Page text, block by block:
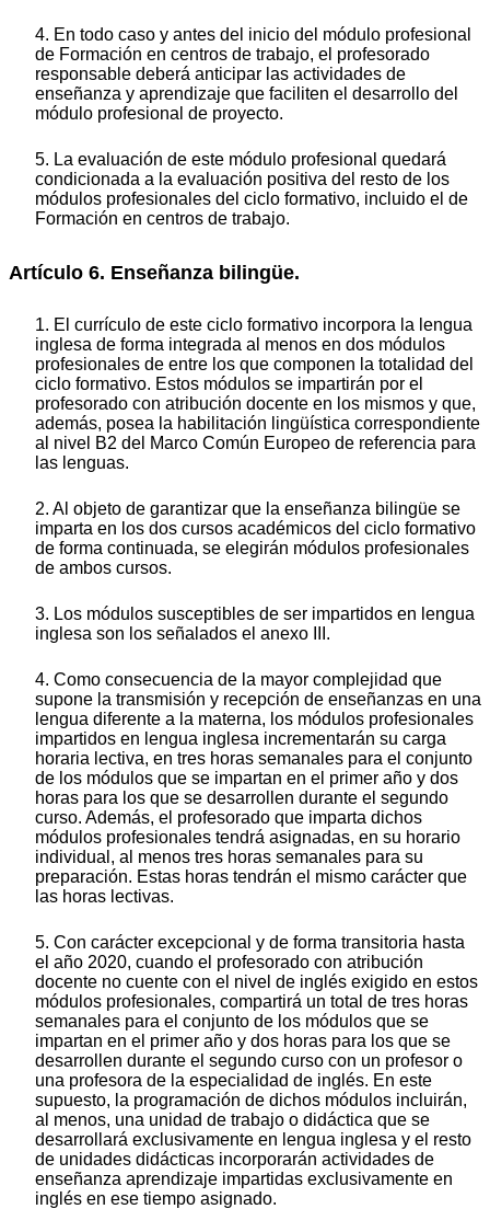
4. En todo caso y antes del inicio del módulo profesional
de Formación en centros de trabajo, el profesorado
responsable deberá anticipar las actividades de
enseñanza y aprendizaje que faciliten el desarrollo del
módulo profesional de proyecto.
5. La evaluación de este módulo profesional quedará
condicionada a la evaluación positiva del resto de los
módulos profesionales del ciclo formativo, incluido el de
Formación en centros de trabajo.
Artículo 6. Enseñanza bilingüe.
1. El currículo de este ciclo formativo incorpora la lengua
inglesa de forma integrada al menos en dos módulos
profesionales de entre los que componen la totalidad del
ciclo formativo. Estos módulos se impartirán por el
profesorado con atribución docente en los mismos y que,
además, posea la habilitación lingüística correspondiente
al nivel B2 del Marco Común Europeo de referencia para
las lenguas.
2. Al objeto de garantizar que la enseñanza bilingüe se
imparta en los dos cursos académicos del ciclo formativo
de forma continuada, se elegirán módulos profesionales
de ambos cursos.
3. Los módulos susceptibles de ser impartidos en lengua
inglesa son los señalados el anexo III.
4. Como consecuencia de la mayor complejidad que
supone la transmisión y recepción de enseñanzas en una
lengua diferente a la materna, los módulos profesionales
impartidos en lengua inglesa incrementarán su carga
horaria lectiva, en tres horas semanales para el conjunto
de los módulos que se impartan en el primer año y dos
horas para los que se desarrollen durante el segundo
curso. Además, el profesorado que imparta dichos
módulos profesionales tendrá asignadas, en su horario
individual, al menos tres horas semanales para su
preparación. Estas horas tendrán el mismo carácter que
las horas lectivas.
5. Con carácter excepcional y de forma transitoria hasta
el año 2020, cuando el profesorado con atribución
docente no cuente con el nivel de inglés exigido en estos
módulos profesionales, compartirá un total de tres horas
semanales para el conjunto de los módulos que se
impartan en el primer año y dos horas para los que se
desarrollen durante el segundo curso con un profesor o
una profesora de la especialidad de inglés. En este
supuesto, la programación de dichos módulos incluirán,
al menos, una unidad de trabajo o didáctica que se
desarrollará exclusivamente en lengua inglesa y el resto
de unidades didácticas incorporarán actividades de
enseñanza aprendizaje impartidas exclusivamente en
inglés en ese tiempo asignado.